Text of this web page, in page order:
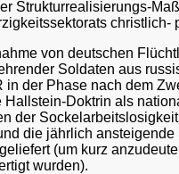
Strukturrealisierungs-
von deutschen
Soldaten aus
in der Phase nach dem
Hallstein-Doktrin als
der
die jährlich
(um kurz
wurden).